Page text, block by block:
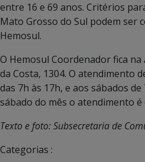
entre 16 e 69 anos. Critérios
Mato Grosso do Sul podem ser
Hemosul.
O Hemosul Coordenador fica
da Costa, 1304. O atendimento
das 7h às 17h, e aos sábados de
sábado do mês o atendimento é
Texto e foto: Subsecretaria de
Categorias :